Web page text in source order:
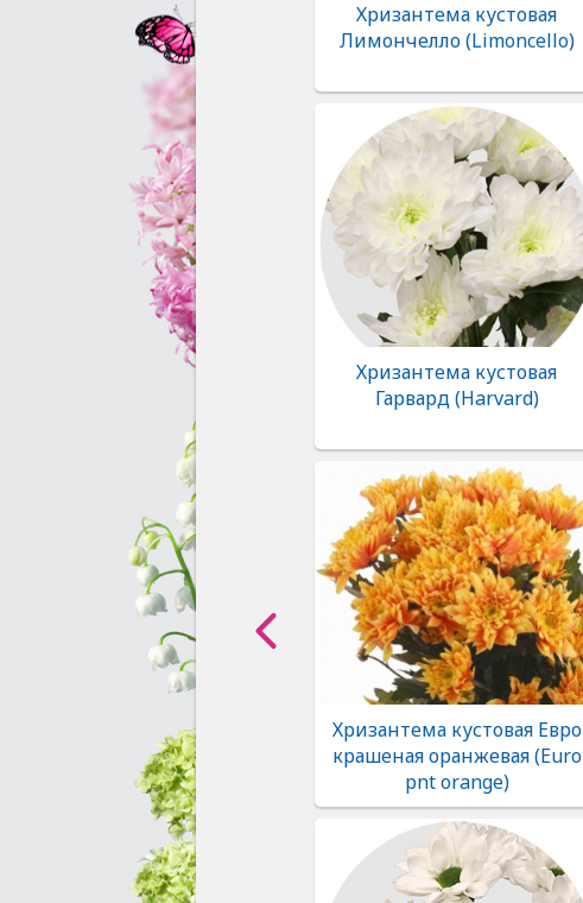
Хризантема кустовая
Лимончелло (Limoncello)
Хризантема кустовая
Гарвард (Harvard)
Хризантема кустовая Евро
крашеная оранжевая (Euro
pnt orange)